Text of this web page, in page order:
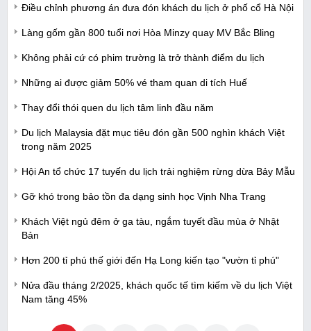
Điều chỉnh phương án đưa đón khách du lịch ở phố cổ Hà Nội
Làng gốm gần 800 tuổi nơi Hòa Minzy quay MV Bắc Bling
Không phải cứ có phim trường là trở thành điểm du lịch
Những ai được giảm 50% vé tham quan di tích Huế
Thay đổi thói quen du lịch tâm linh đầu năm
Du lịch Malaysia đặt mục tiêu đón gần 500 nghìn khách Việt
trong năm 2025
Hội An tổ chức 17 tuyến du lịch trải nghiệm rừng dừa Bảy Mẫu
Gỡ khó trong bảo tồn đa dạng sinh học Vịnh Nha Trang
Khách Việt ngủ đêm ở ga tàu, ngắm tuyết đầu mùa ở Nhật
Bản
Hơn 200 tỉ phú thế giới đến Hạ Long kiến tạo "vườn tỉ phú"
Nửa đầu tháng 2/2025, khách quốc tế tìm kiếm về du lịch Việt
Nam tăng 45%